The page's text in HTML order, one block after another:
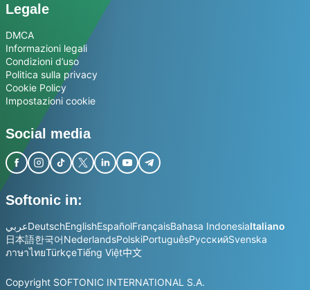
Legale
DMCA
Informazioni legali
Condizioni d’uso
Politica sulla privacy
Cookie Policy
Impostazioni cookie
Social media
Softonic in:
عربيDeutschEnglishEspañolFrançaisBahasa IndonesiaItaliano
日本語한국어NederlandsPolskiPortuguêsРусскийSvenska
ภาษาไทยTürkçeTiếng Việt中文
Copyright SOFTONIC INTERNATIONAL S.A.